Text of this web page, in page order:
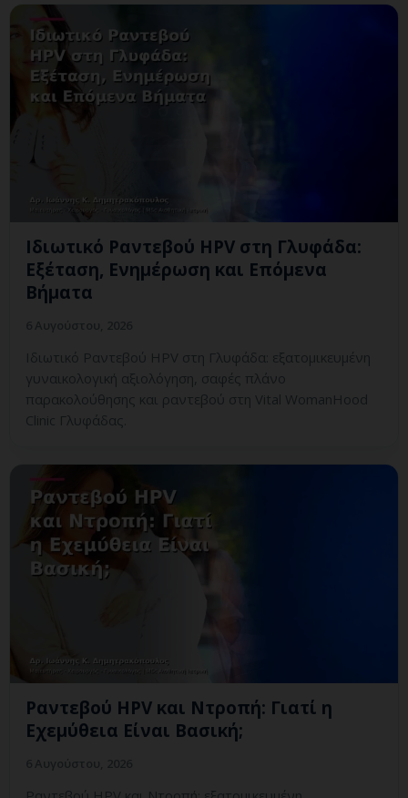
Ιδιωτικό Ραντεβού HPV στη Γλυφάδα:
Εξέταση, Ενημέρωση και Επόμενα
Βήματα
Ιδιωτικό Ραντεβού HPV στη Γλυφάδα: εξατομικευμένη
γυναικολογική αξιολόγηση, σαφές πλάνο
παρακολούθησης και ραντεβού στη Vital WomanHood
Clinic Γλυφάδας.
Ραντεβού HPV και Ντροπή: Γιατί η
Εχεμύθεια Είναι Βασική;